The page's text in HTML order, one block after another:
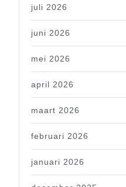
juli 2026
juni 2026
mei 2026
april 2026
maart 2026
februari 2026
januari 2026